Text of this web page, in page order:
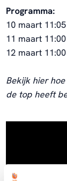
Programma:
10 maart
11 maart
12 maart
Bekijk hier
de top heeft